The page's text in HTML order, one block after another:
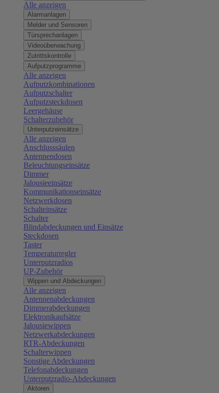
Alle anzeigen
Alarmanlagen
Melder und Sensoren
Türsprechanlagen
Videoüberwachung
Zutrittskontrolle
Aufputzprogramme
Alle anzeigen
Aufputzkombinationen
Aufputzschalter
Aufputzsteckdosen
Leergehäuse
Schalterzubehör
Unterputzeinsätze
Alle anzeigen
Anschlusssäulen
Antennendosen
Beleuchtungseinsätze
Dimmer
Jalousieeinsätze
Kommunikationseinsätze
Netzwerkdosen
Schalteinsätze
Schalter
Blindabdeckungen und Einsätze
Steckdosen
Taster
Temperaturregler
Unterputzradios
UP-Zubehör
Wippen und Abdeckungen
Alle anzeigen
Antennenabdeckungen
Dimmerabdeckungen
Elektronikaufsätze
Jalousiewippen
Netzwerkabdeckungen
RTR-Abdeckungen
Schalterwippen
Sonstige Abdeckungen
Telefonabdeckungen
Unterputzradio-Abdeckungen
Aktoren